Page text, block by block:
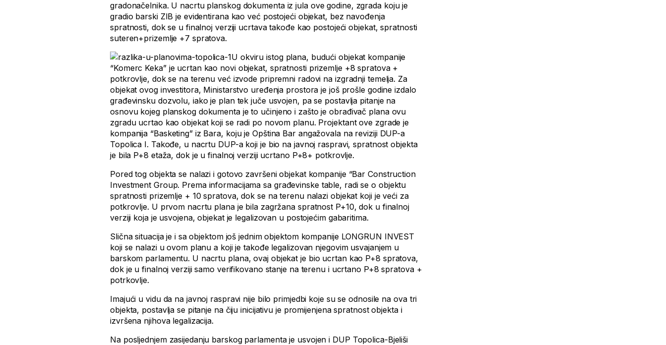
gradonačelnika. U nacrtu planskog dokumenta iz jula ove godine, zgrada koju je
gradio barski ZIB je evidentirana kao već postojeći objekat, bez navođenja
spratnosti, dok se u finalnoj verziji ucrtava takođe kao postojeći objekat, spratnosti
suteren+prizemlje +7 spratova.
U okviru istog plana, budući objekat kompanije
“Komerc Keka” je ucrtan kao novi objekat, spratnosti prizemlje +8 spratova +
potkrovlje, dok se na terenu već izvode pripremni radovi na izgradnji temelja. Za
objekat ovog investitora, Ministarstvo uređenja prostora je još prošle godine izdalo
građevinsku dozvolu, iako je plan tek juče usvojen, pa se postavlja pitanje na
osnovu kojeg planskog dokumenta je to učinjeno i zašto je obrađivač plana ovu
zgradu ucrtao kao objekat koji se radi po novom planu. Projektant ove zgrade je
kompanija “Basketing” iz Bara, koju je Opština Bar angažovala na reviziji DUP-a
Topolica I. Takođe, u nacrtu DUP-a koji je bio na javnoj raspravi, spratnost objekta
je bila P+8 etaža, dok je u finalnoj verziji ucrtano P+8+ potkrovlje.
Pored tog objekta se nalazi i gotovo završeni objekat kompanije “Bar Construction
Investment Group. Prema informacijama sa građevinske table, radi se o objektu
spratnosti prizemlje + 10 spratova, dok se na terenu nalazi objekat koji je veći za
potkrovlje. U prvom nacrtu plana je bila zagržana spratnost P+10, dok u finalnoj
verziji koja je usvojena, objekat je legalizovan u postojećim gabaritima.
Slična situacija je i sa objektom još jednim objektom kompanije LONGRUN INVEST
koji se nalazi u ovom planu a koji je takođe legalizovan njegovim usvajanjem u
barskom parlamentu. U nacrtu plana, ovaj objekat je bio ucrtan kao P+8 spratova,
dok je u finalnoj verziji samo verifikovano stanje na terenu i ucrtano P+8 spratova +
potrkovlje.
Imajući u vidu da na javnoj raspravi nije bilo primjedbi koje su se odnosile na ova tri
objekta, postavlja se pitanje na čiju inicijativu je promijenjena spratnost objekta i
izvršena njihova legalizacija.
Na posljednjem zasijedanju barskog parlamenta je usvojen i DUP Topolica-Bjeliši